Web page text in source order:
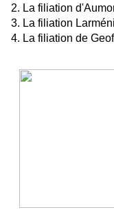
2. La filiation
3. La filiation
4. La filiation de